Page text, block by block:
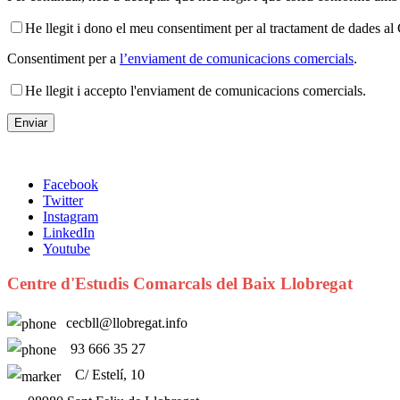
He llegit i dono el meu consentiment per al tractament de dades
Consentiment per a l’enviament de comunicacions comercials.
He llegit i accepto l'enviament de comunicacions comercials.
Facebook
Twitter
Instagram
LinkedIn
Youtube
Centre d'Estudis Comarcals del Baix Llobregat
cecbll@llobregat.info
93 666 35 27
C/ Estelí, 10